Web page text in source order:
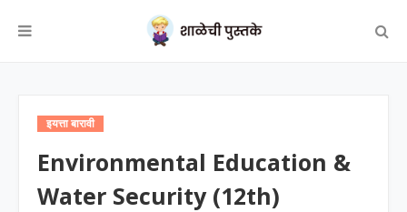
इयत्ता बारावी
Environmental Education &
Water Security (12th)